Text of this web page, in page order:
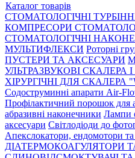
Каталог товарів
СТОМАТОЛОГІЧНІ
КОМПРЕСОРИ
СТОМАТОЛОГІЧНІ
МУЛЬТИФЛЕКСИ Роторні
ПУСТЕРИ ТА АКСЕСУАРИ
УЛЬТРАЗВУКОВІ СКАЛЕРА
ХІРУРГІЧНІ ДЛЯ СКАЛЕРА
Содоструминні апарати Air-
Профілактичний порошок для
абразивні наконечники Лампи
аксесуари Світлодіоди до
Апекслокатори, ендомотори та
ДІАТЕРМОКОАГУЛЯТОРИ